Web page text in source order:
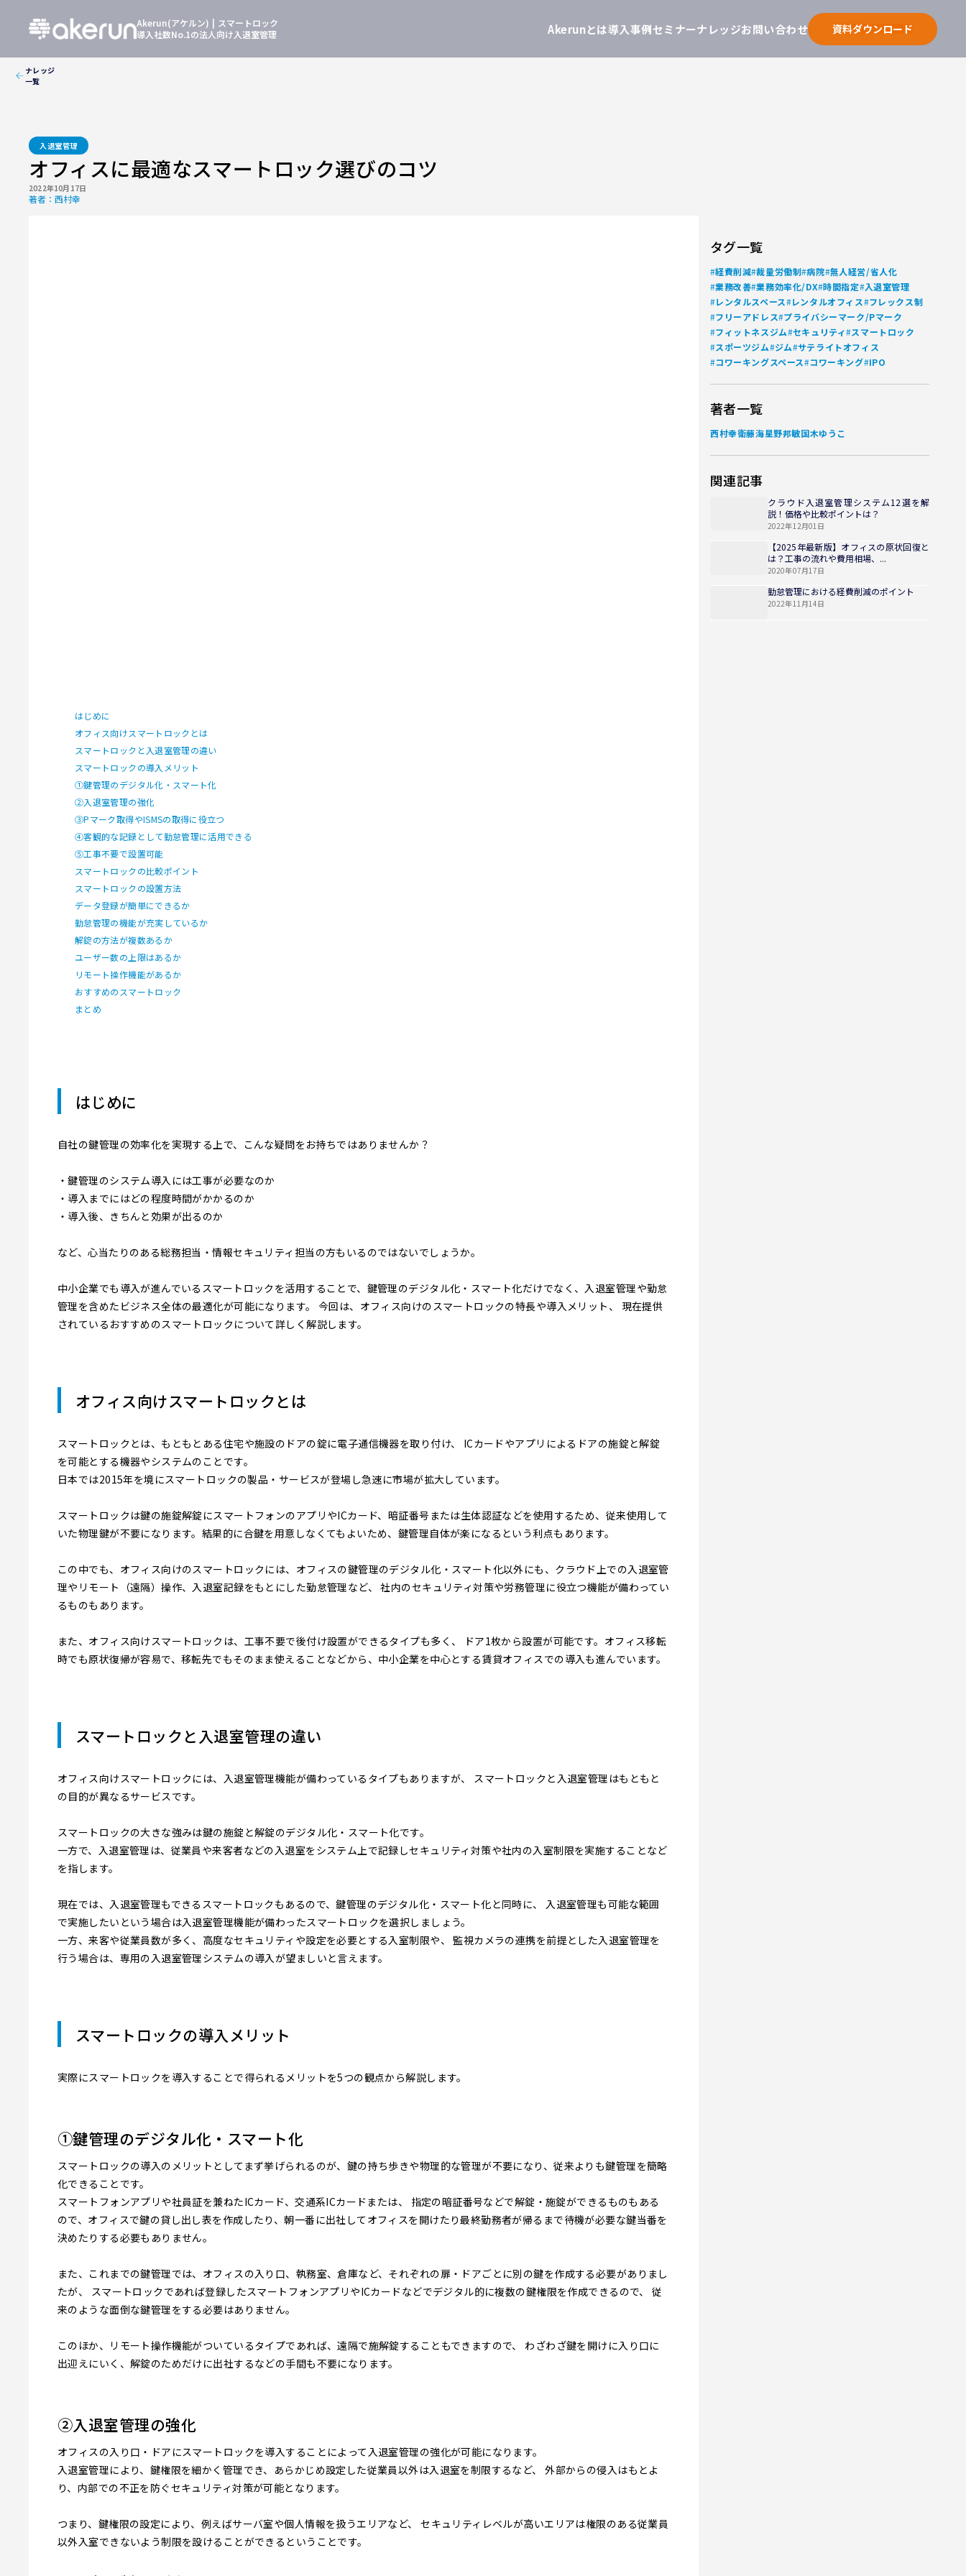
Akerun(アケルン) | スマートロック
導入社数No.1の法人向け入退室管理
Akerunとは導入事例セミナーナレッジお問い合わせ 資料ダウンロード
ナレッジ
一覧
入退室管理
オフィスに最適なスマートロック選びのコツ
2022年10月17日
著者： 西村幸
はじめに
オフィス向けスマートロックとは
スマートロックと入退室管理の違い
スマートロックの導入メリット
①鍵管理のデジタル化・スマート化
②入退室管理の強化
③Pマーク取得やISMSの取得に役立つ
④客観的な記録として勤怠管理に活用できる
⑤工事不要で設置可能
スマートロックの比較ポイント
スマートロックの設置方法
データ登録が簡単にできるか
勤怠管理の機能が充実しているか
解錠の方法が複数あるか
ユーザー数の上限はあるか
リモート操作機能があるか
おすすめのスマートロック
まとめ
はじめに
自社の鍵管理の効率化を実現する上で、こんな疑問をお持ちではありませんか？
・鍵管理のシステム導入には工事が必要なのか
・導入までにはどの程度時間がかかるのか
・導入後、きちんと効果が出るのか
など、心当たりのある総務担当・情報セキュリティ担当の方もいるのではないでしょうか。
中小企業でも導入が進んでいるスマートロックを活用することで、鍵管理のデジタル化・スマート化だけでなく、入退室管理や勤怠
管理を含めたビジネス全体の最適化が可能になります。 今回は、オフィス向けのスマートロックの特長や導入メリット、 現在提供
されているおすすめのスマートロックについて詳しく解説します。
オフィス向けスマートロックとは
スマートロックとは、もともとある住宅や施設のドアの錠に電子通信機器を取り付け、 ICカードやアプリによるドアの施錠と解錠
を可能とする機器やシステムのことです。
日本では2015年を境にスマートロックの製品・サービスが登場し急速に市場が拡大しています。
スマートロックは鍵の施錠解錠にスマートフォンのアプリやICカード、暗証番号または生体認証などを使用するため、従来使用して
いた物理鍵が不要になります。結果的に合鍵を用意しなくてもよいため、鍵管理自体が楽になるという利点もあります。
この中でも、オフィス向けのスマートロックには、オフィスの鍵管理のデジタル化・スマート化以外にも、クラウド上での入退室管
理やリモート（遠隔）操作、入退室記録をもとにした勤怠管理など、 社内のセキュリティ対策や労務管理に役立つ機能が備わってい
るものもあります。
また、オフィス向けスマートロックは、工事不要で後付け設置ができるタイプも多く、 ドア1枚から設置が可能です。オフィス移転
時でも原状復帰が容易で、移転先でもそのまま使えることなどから、中小企業を中心とする賃貸オフィスでの導入も進んでいます。
スマートロックと入退室管理の違い
オフィス向けスマートロックには、入退室管理機能が備わっているタイプもありますが、 スマートロックと入退室管理はもともと
の目的が異なるサービスです。
スマートロックの大きな強みは鍵の施錠と解錠のデジタル化・スマート化です。
一方で、入退室管理は、従業員や来客者などの入退室をシステム上で記録しセキュリティ対策や社内の入室制限を実施することなど
を指します。
現在では、入退室管理もできるスマートロックもあるので、鍵管理のデジタル化・スマート化と同時に、 入退室管理も可能な範囲
で実施したいという場合は入退室管理機能が備わったスマートロックを選択しましょう。
一方、来客や従業員数が多く、高度なセキュリティや設定を必要とする入室制限や、 監視カメラの連携を前提とした入退室管理を
行う場合は、専用の入退室管理システムの導入が望ましいと言えます。
スマートロックの導入メリット
実際にスマートロックを導入することで得られるメリットを5つの観点から解説します。
①鍵管理のデジタル化・スマート化
スマートロックの導入のメリットとしてまず挙げられるのが、鍵の持ち歩きや物理的な管理が不要になり、従来よりも鍵管理を簡略
化できることです。
スマートフォンアプリや社員証を兼ねたICカード、交通系ICカードまたは、 指定の暗証番号などで解錠・施錠ができるものもある
ので、オフィスで鍵の貸し出し表を作成したり、朝一番に出社してオフィスを開けたり最終勤務者が帰るまで待機が必要な鍵当番を
決めたりする必要もありません。
また、これまでの鍵管理では、オフィスの入り口、執務室、倉庫など、それぞれの扉・ドアごとに別の鍵を作成する必要がありまし
たが、 スマートロックであれば登録したスマートフォンアプリやICカードなどでデジタル的に複数の鍵権限を作成できるので、 従
来のような面倒な鍵管理をする必要はありません。
このほか、リモート操作機能がついているタイプであれば、遠隔で施解錠することもできますので、 わざわざ鍵を開けに入り口に
出迎えにいく、解錠のためだけに出社するなどの手間も不要になります。
②入退室管理の強化
オフィスの入り口・ドアにスマートロックを導入することによって入退室管理の強化が可能になります。
入退室管理により、鍵権限を細かく管理でき、あらかじめ設定した従業員以外は入退室を制限するなど、 外部からの侵入はもとよ
り、内部での不正を防ぐセキュリティ対策が可能となります。
つまり、鍵権限の設定により、例えばサーバ室や個人情報を扱うエリアなど、 セキュリティレベルが高いエリアは権限のある従業員
以外入室できないよう制限を設けることができるということです。
タグ一覧
経費削減
# 裁量労働制
# 病院
# 無人経営/省人化
#
業務改善
# 業務効率化/DX
# 時間指定
# 入退室管理
#
レンタルスペース
# レンタルオフィス
# フレックス制
#
フリーアドレス
# プライバシーマーク/Pマーク
#
フィットネスジム
# セキュリティ
# スマートロック
#
スポーツジム
# ジム
# サテライトオフィス
#
コワーキングスペース
# コワーキング
# IPO
#
著者一覧
西村幸衛藤海星野邦敏国木ゆうこ
関連記事
クラウド入退室管理システム12選を解
説！価格や比較ポイントは？
2022年12月01日
【2025年最新版】オフィスの原状回復と
は？工事の流れや費用相場、...
2020年07月17日
勤怠管理における経費削減のポイント
2022年11月14日